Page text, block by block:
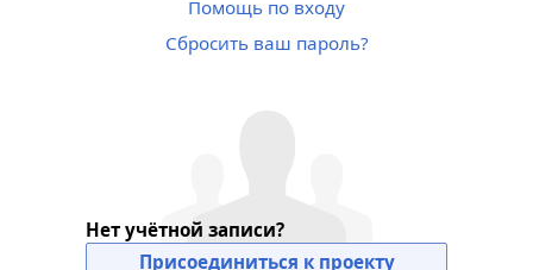
Помощь по входу
Сбросить ваш пароль?
Нет учётной записи?
Присоединиться к проекту